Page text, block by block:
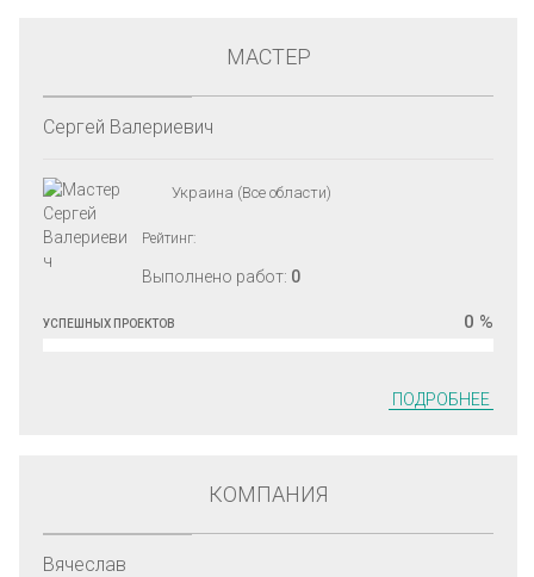
МАСТЕР
Сергей Валериевич
Украина (Все области)
Рейтинг:
Выполнено работ: 0
0 %
УСПЕШНЫХ ПРОЕКТОВ
ПОДРОБНЕЕ
КОМПАНИЯ
Вячеслав